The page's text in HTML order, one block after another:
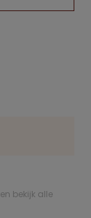
en bekijk alle